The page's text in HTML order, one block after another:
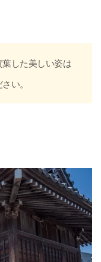
した美しい姿は
い。